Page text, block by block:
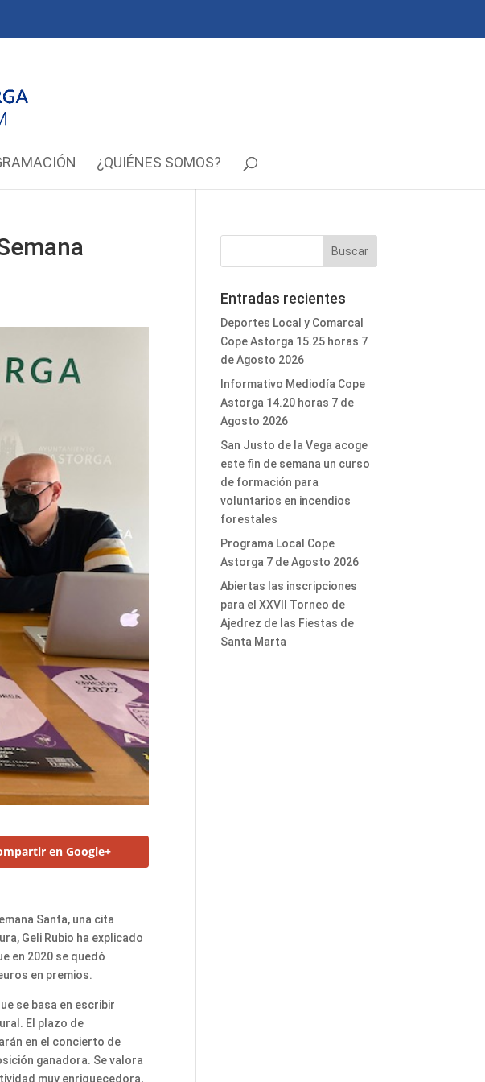
¿QUIÉNES SOMOS?
en Google+
Santa, una cita
Geli Rubio ha explicado
en 2020 se quedó
en premios.
se basa en escribir
El plazo de
en el concierto de
ganadora. Se valora
muy enriquecedora,
Entradas recientes
Deportes Local y Comarcal
Cope Astorga 15.25 horas 7
de Agosto 2026
Informativo Mediodía Cope
Astorga 14.20 horas 7 de
Agosto 2026
San Justo de la Vega acoge
este fin de semana un curso
de formación para
voluntarios en incendios
forestales
Programa Local Cope
Astorga 7 de Agosto 2026
Abiertas las inscripciones
para el XXVII Torneo de
Ajedrez de las Fiestas de
Santa Marta